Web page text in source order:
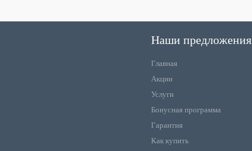
Наши предложения
Главная
Акции
Услуги
Бонусная программа
Гарантия
Как купить